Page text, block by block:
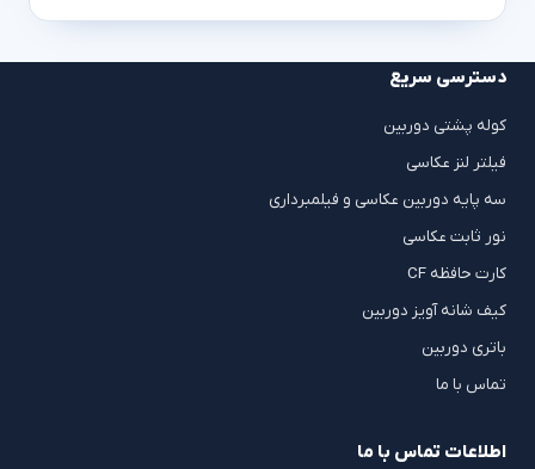
دسترسی سریع
کوله پشتی دوربین
فیلتر لنز عکاسی
سه پایه دوربین عکاسی و فیلمبرداری
نور ثابت عکاسی
کارت حافظه CF
کیف شانه آویز دوربین
باتری دوربین
تماس با ما
اطلاعات تماس با ما